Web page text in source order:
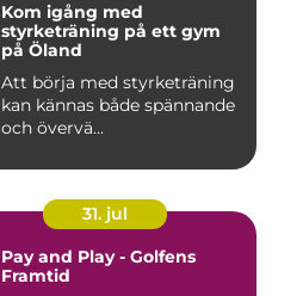
Kom igång med
styrketräning på ett gym
på Öland
Att börja med styrketräning
kan kännas både spännande
och övervä...
31. jul
Pay and Play - Golfens
Framtid